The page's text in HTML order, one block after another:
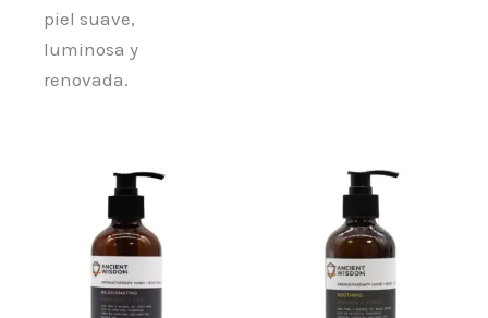
piel suave,
luminosa y
renovada.